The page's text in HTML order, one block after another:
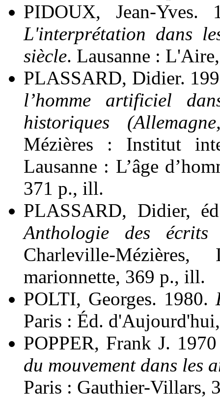
PIDOUX, Jean-
L'interprétation dans
siècle. Lausanne :
PLASSARD, Didier.
l’homme artificiel
historiques
Mézières : Institut
Lausanne : L’âge
371 p., ill.
PLASSARD, Didier,
Anthologie des
Charleville-
marionnette, 369 p., ill.
POLTI, Georges. 1980.
Paris : Éd.
POPPER, Frank J.
du mouvement dans les
Paris : Gauthier-Villars,